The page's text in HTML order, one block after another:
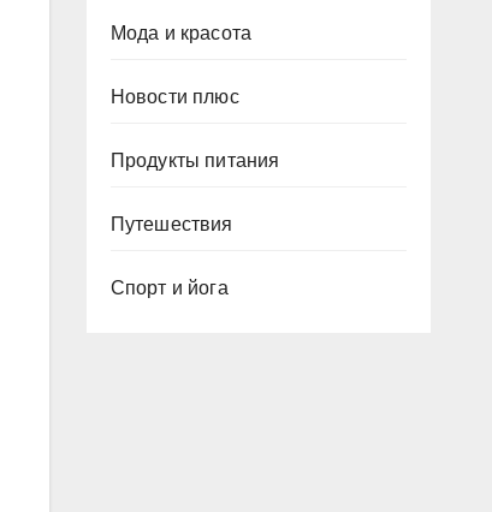
Мода и красота
Новости плюс
Продукты питания
Путешествия
Спорт и йога